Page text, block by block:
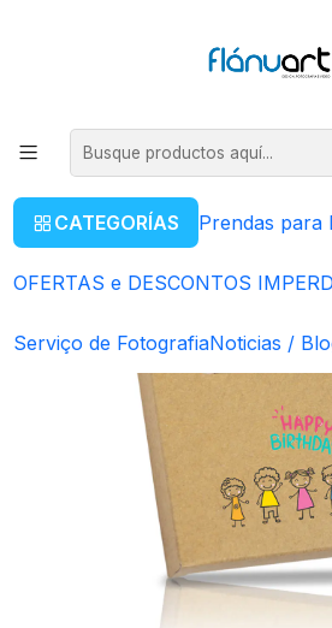
CATEGORÍAS Prendas para
OFERTAS e DESCONTOS
Serviço de FotografiaNoticias /
Prendas para Dias Festivos